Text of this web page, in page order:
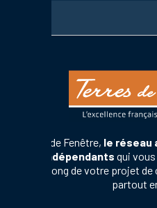
Terres de Fenêtre, le réseau
vente indépendants qui
tout au long de votre projet
partout